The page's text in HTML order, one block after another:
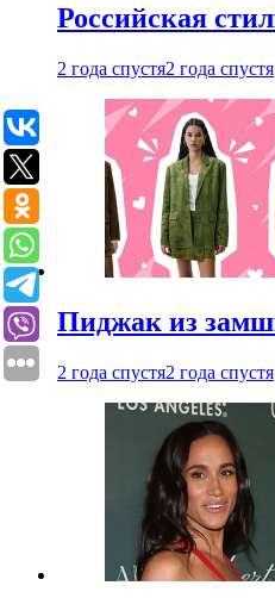
Российская
2 года спустя2 года спустя
Пиджак из
2 года спустя2 года спустя